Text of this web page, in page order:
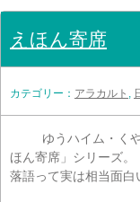
えほん寄席
カテゴリー： アラカルト ,
ゆうハイム・くや
ほん寄席」シリーズ
落語って実は相当面